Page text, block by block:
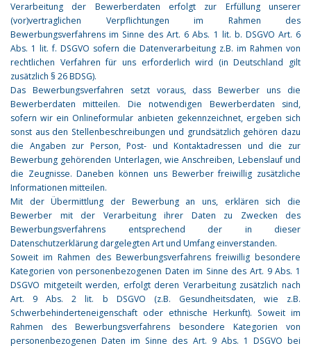
Verarbeitung der Bewerberdaten erfolgt zur Erfüllung unserer
(vor)vertraglichen Verpflichtungen im Rahmen des
Bewerbungsverfahrens im Sinne des Art. 6 Abs. 1 lit. b. DSGVO Art. 6
Abs. 1 lit. f. DSGVO sofern die Datenverarbeitung z.B. im Rahmen von
rechtlichen Verfahren für uns erforderlich wird (in Deutschland gilt
zusätzlich § 26 BDSG).
Das Bewerbungsverfahren setzt voraus, dass Bewerber uns die
Bewerberdaten mitteilen. Die notwendigen Bewerberdaten sind,
sofern wir ein Onlineformular anbieten gekennzeichnet, ergeben sich
sonst aus den Stellenbeschreibungen und grundsätzlich gehören dazu
die Angaben zur Person, Post- und Kontaktadressen und die zur
Bewerbung gehörenden Unterlagen, wie Anschreiben, Lebenslauf und
die Zeugnisse. Daneben können uns Bewerber freiwillig zusätzliche
Informationen mitteilen.
Mit der Übermittlung der Bewerbung an uns, erklären sich die
Bewerber mit der Verarbeitung ihrer Daten zu Zwecken des
Bewerbungsverfahrens entsprechend der in dieser
Datenschutzerklärung dargelegten Art und Umfang einverstanden.
Soweit im Rahmen des Bewerbungsverfahrens freiwillig besondere
Kategorien von personenbezogenen Daten im Sinne des Art. 9 Abs. 1
DSGVO mitgeteilt werden, erfolgt deren Verarbeitung zusätzlich nach
Art. 9 Abs. 2 lit. b DSGVO (z.B. Gesundheitsdaten, wie z.B.
Schwerbehinderteneigenschaft oder ethnische Herkunft). Soweit im
Rahmen des Bewerbungsverfahrens besondere Kategorien von
personenbezogenen Daten im Sinne des Art. 9 Abs. 1 DSGVO bei